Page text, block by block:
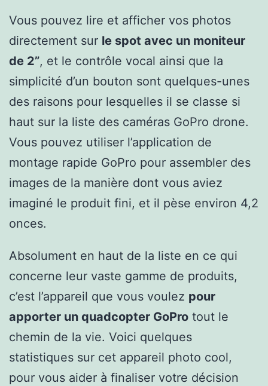
Vous pouvez lire et afficher vos photos
directement sur le spot avec un moniteur
de 2”, et le contrôle vocal ainsi que la
simplicité d’un bouton sont quelques-unes
des raisons pour lesquelles il se classe si
haut sur la liste des caméras GoPro drone.
Vous pouvez utiliser l’application de
montage rapide GoPro pour assembler des
images de la manière dont vous aviez
imaginé le produit fini, et il pèse environ 4,2
onces.
Absolument en haut de la liste en ce qui
concerne leur vaste gamme de produits,
c’est l’appareil que vous voulez pour
apporter un quadcopter GoPro tout le
chemin de la vie. Voici quelques
statistiques sur cet appareil photo cool,
pour vous aider à finaliser votre décision